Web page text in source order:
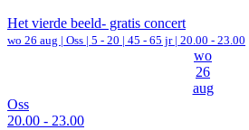
Het vierde beeld- gratis concert
wo 26 aug | Oss | 5 - 20 | 45 - 65 jr | 20.00 - 23.00
wo
26
aug
Oss
20.00 - 23.00